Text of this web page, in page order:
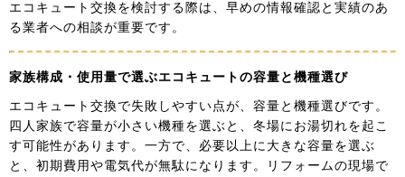
エコキュート交換を検討する際は、早めの情報確認と実績のあ
る業者への相談が重要です。
家族構成・使用量で選ぶエコキュートの容量と機種選び
エコキュート交換で失敗しやすい点が、容量と機種選びです。
四人家族で容量が小さい機種を選ぶと、冬場にお湯切れを起こ
す可能性があります。一方で、必要以上に大きな容量を選ぶ
と、初期費用や電気代が無駄になります。リフォームの現場で